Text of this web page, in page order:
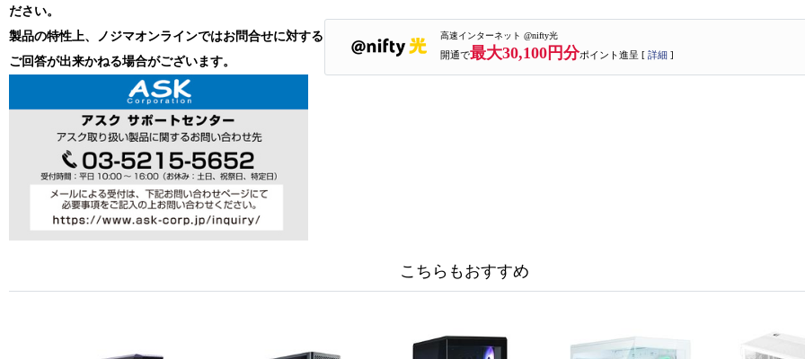
ださい。
製品の特性上、ノジマオンラインではお問合せに対する
ご回答が出来かねる場合がございます。
高速インターネット @nifty光
開通で最大30,100円分ポイント進呈 [ 詳細 ]
こちらもおすすめ